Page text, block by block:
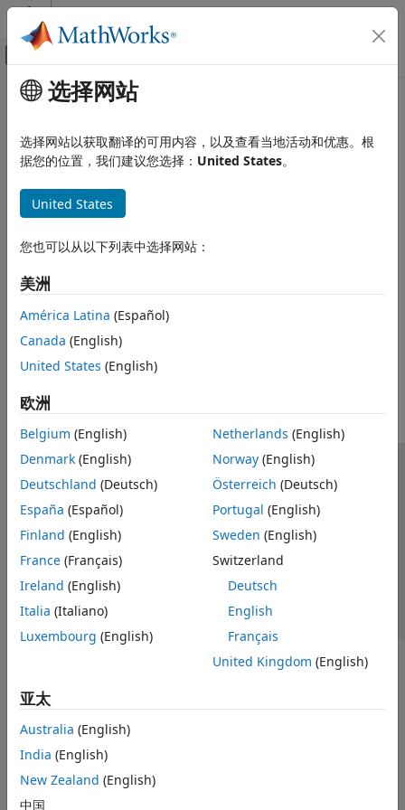
跳到内容
画布外导航菜单切换
文档主页
主要内容
选择网站
选择网站以获取翻译的可用内容，以及查看当地活动和优惠。根
据您的位置，我们建议您选择： United States。
United States
您也可以从以下列表中选择网站：
美洲
América Latina (Español)
Canada (English)
United States (English)
欧洲
Belgium (English)
Denmark (English)
Deutschland (Deutsch)
España (Español)
Finland (English)
France (Français)
Ireland (English)
Italia (Italiano)
Luxembourg (English)
Netherlands (English)
Norway(English)
Österreich (Deutsch)
Portugal (English)
Sweden (English)
Switzerland
Deutsch
English
Français
United Kingdom (English)
亚太
Australia (English)
India (English)
New Zealand (English)
中国
信任中心 商标 隐私政策 防盗版
应用程序状态
联系我们
© 1994-2026 The MathWorks, Inc.